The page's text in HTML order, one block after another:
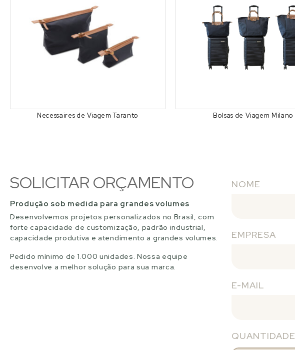
Necessaires de Viagem Taranto Bolsas de Viagem Milano
SOLICITAR ORÇAMENTO
Produção sob medida para grandes volumes
Desenvolvemos projetos personalizados no Brasil, com
forte capacidade de customização, padrão industrial,
capacidade produtiva e atendimento a grandes volumes.
Pedido mínimo de 1.000 unidades. Nossa equipe
desenvolve a melhor solução para sua marca.
NOME
EMPRESA
E-MAIL
QUANTIDADE